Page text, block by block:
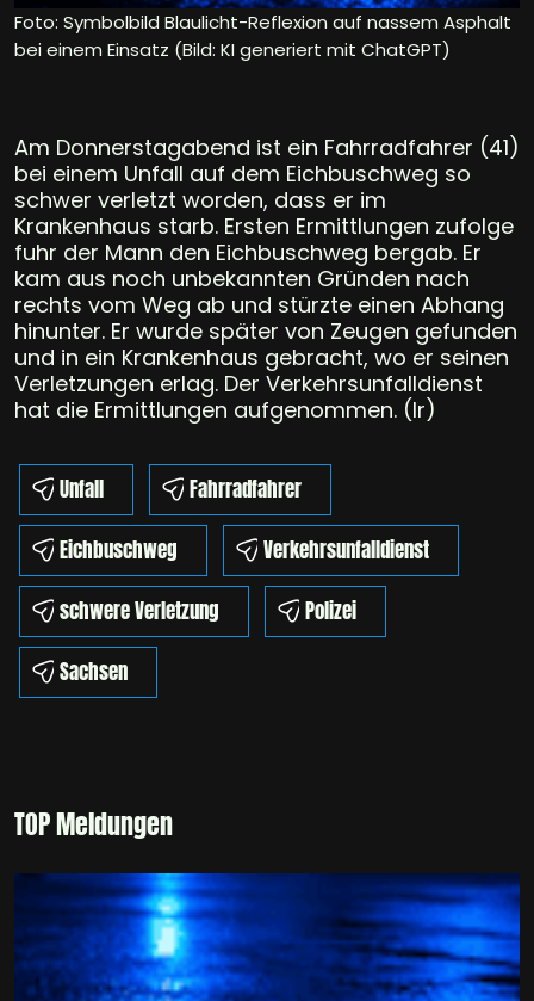
Foto: Symbolbild Blaulicht-Reflexion auf nassem Asphalt
bei einem Einsatz (Bild: KI generiert mit ChatGPT)
Am Donnerstagabend ist ein Fahrradfahrer (41)
bei einem Unfall auf dem Eichbuschweg so
schwer verletzt worden, dass er im
Krankenhaus starb. Ersten Ermittlungen zufolge
fuhr der Mann den Eichbuschweg bergab. Er
kam aus noch unbekannten Gründen nach
rechts vom Weg ab und stürzte einen Abhang
hinunter. Er wurde später von Zeugen gefunden
und in ein Krankenhaus gebracht, wo er seinen
Verletzungen erlag. Der Verkehrsunfalldienst
hat die Ermittlungen aufgenommen. (lr)
Unfall
Fahrradfahrer
Eichbuschweg
Verkehrsunfalldienst
schwere Verletzung
Polizei
Sachsen
TOP Meldungen